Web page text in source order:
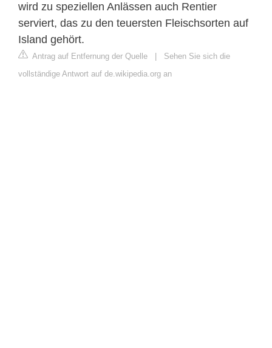
wird zu speziellen Anlässen auch Rentier
serviert, das zu den teuersten Fleischsorten auf
Island gehört.
Antrag auf Entfernung der Quelle | Sehen Sie sich die
vollständige Antwort auf de.wikipedia.org an